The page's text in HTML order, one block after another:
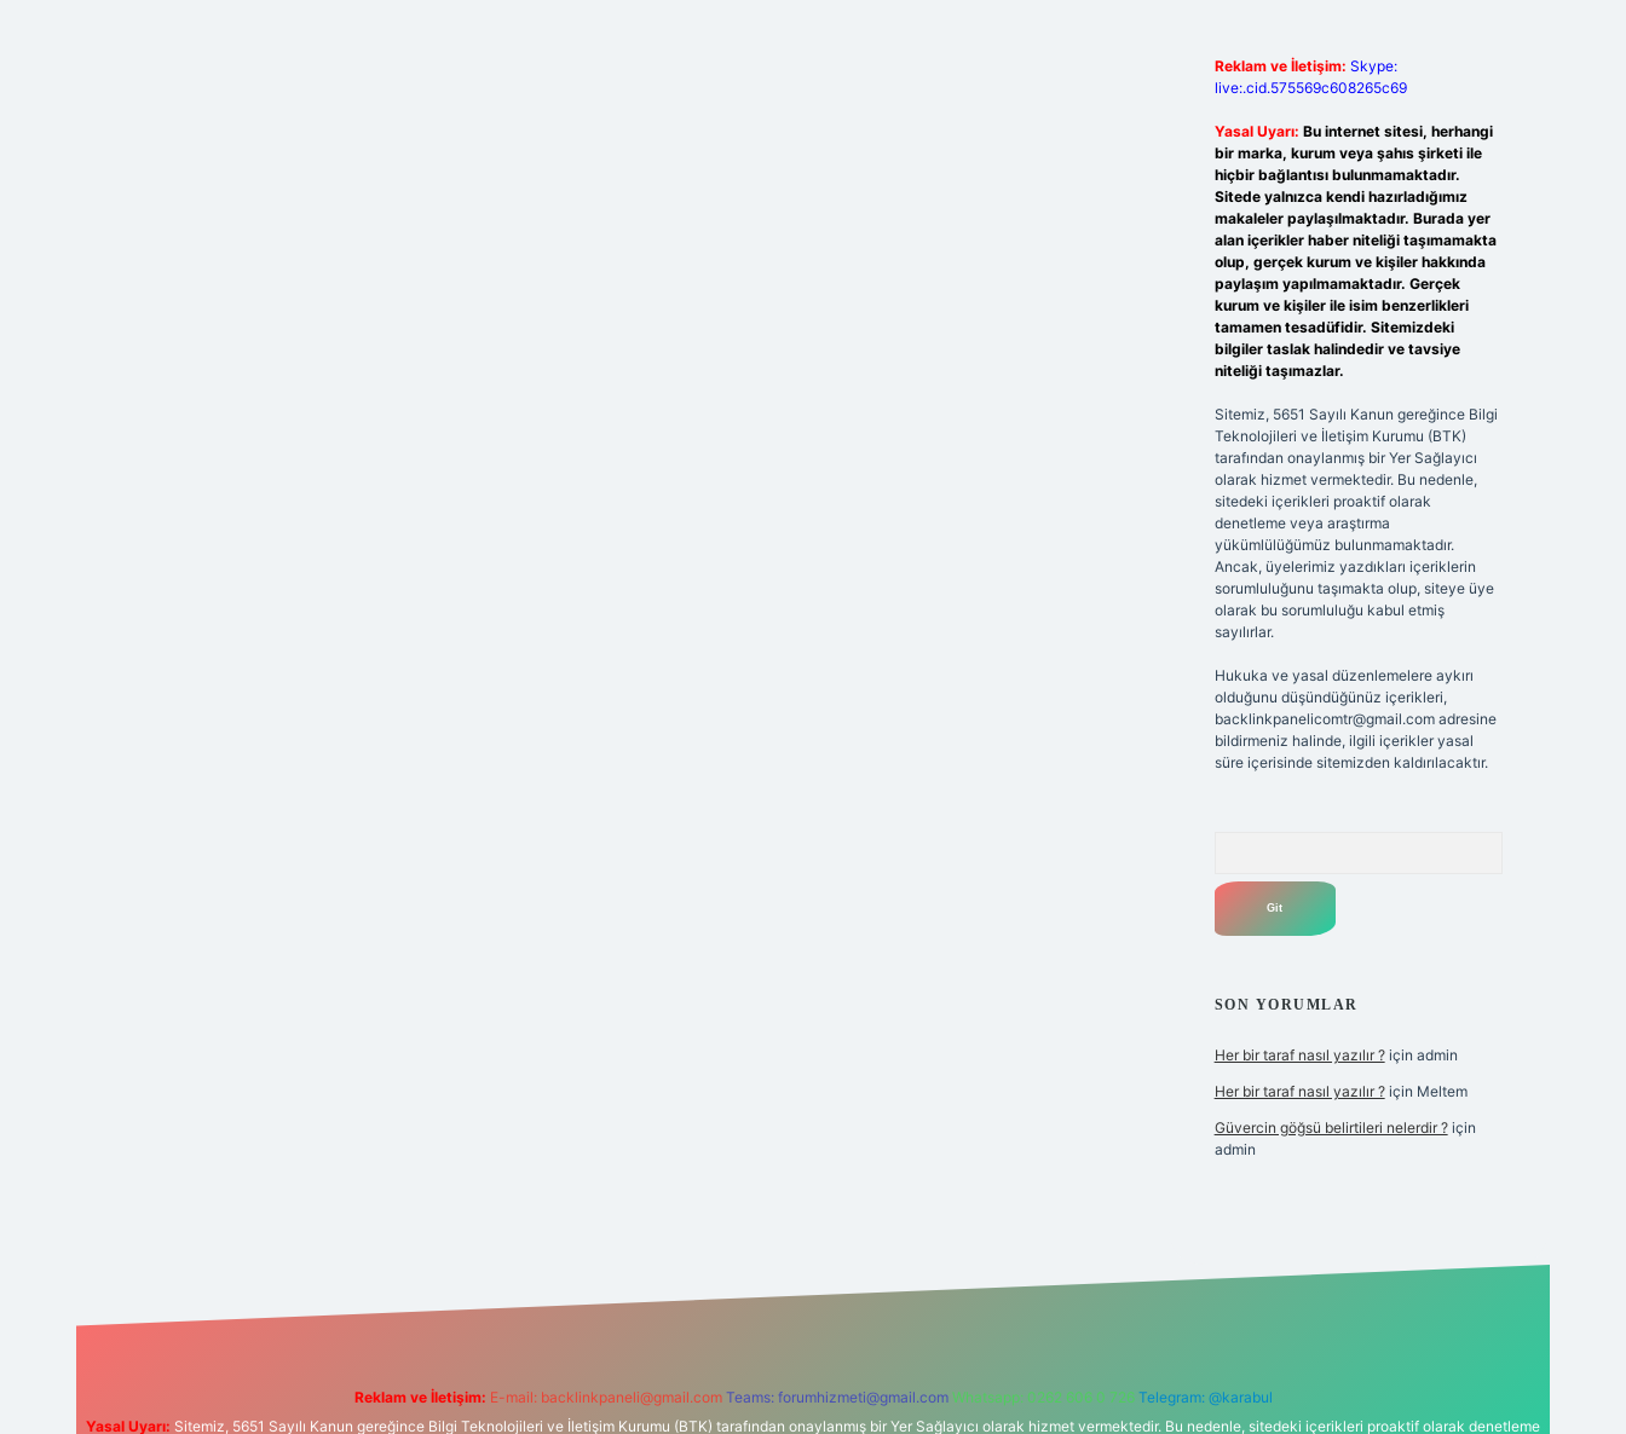
Reklam ve İletişim: Skype:
live:.cid.575569c608265c69
Yasal Uyarı: Bu internet sitesi, herhangi
bir marka, kurum veya şahıs şirketi ile
hiçbir bağlantısı bulunmamaktadır.
Sitede yalnızca kendi hazırladığımız
makaleler paylaşılmaktadır. Burada yer
alan içerikler haber niteliği taşımamakta
olup, gerçek kurum ve kişiler hakkında
paylaşım yapılmamaktadır. Gerçek
kurum ve kişiler ile isim benzerlikleri
tamamen tesadüfidir. Sitemizdeki
bilgiler taslak halindedir ve tavsiye
niteliği taşımazlar.
Sitemiz, 5651 Sayılı Kanun gereğince Bilgi
Teknolojileri ve İletişim Kurumu (BTK)
tarafından onaylanmış bir Yer Sağlayıcı
olarak hizmet vermektedir. Bu nedenle,
sitedeki içerikleri proaktif olarak
denetleme veya araştırma
yükümlülüğümüz bulunmamaktadır.
Ancak, üyelerimiz yazdıkları içeriklerin
sorumluluğunu taşımakta olup, siteye üye
olarak bu sorumluluğu kabul etmiş
sayılırlar.
Hukuka ve yasal düzenlemelere aykırı
olduğunu düşündüğünüz içerikleri,
backlinkpanelicomtr@gmail.comadresine
bildirmeniz halinde, ilgili içerikler yasal
süre içerisinde sitemizden kaldırılacaktır.
SON YORUMLAR
Her bir taraf nasıl yazılır ?için admin
Her bir taraf nasıl yazılır ?için Meltem
Güvercin göğsü belirtileri nelerdir ?için
admin
Reklam ve İletişim: E-mail: backlinkpaneli@gmail.com Teams: forumhizmeti@gmail.com Whatsapp: 0262 606 0 726 Telegram: @karabul
Yasal Uyarı: Sitemiz, 5651 Sayılı Kanun gereğince Bilgi Teknolojileri ve İletişim Kurumu (BTK) tarafından onaylanmış bir Yer Sağlayıcı olarak hizmet vermektedir. Bu nedenle, sitedeki içerikleri proaktif olarak denetleme